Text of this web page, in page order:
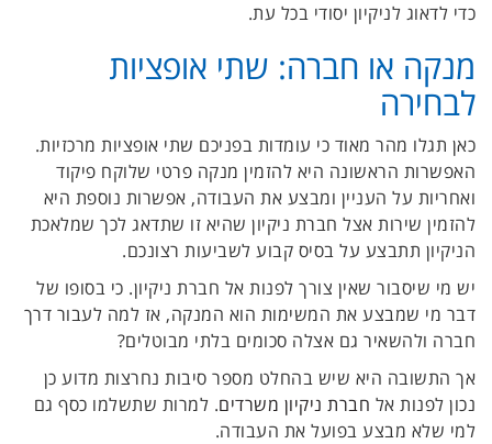
כדי לדאוג לניקיון יסודי בכל עת.
מנקה או חברה: שתי אופציות
לבחירה
כאן תגלו מהר מאוד כי עומדות בפניכם שתי אופציות מרכזיות.
האפשרות הראשונה היא להזמין מנקה פרטי שלוקח פיקוד
ואחריות על העניין ומבצע את העבודה, אפשרות נוספת היא
להזמין שירות אצל חברת ניקיון שהיא זו שתדאג לכך שמלאכת
הניקיון תתבצע על בסיס קבוע לשביעות רצונכם.
יש מי שיסבור שאין צורך לפנות אל חברת ניקיון. כי בסופו של
דבר מי שמבצע את המשימות הוא המנקה, אז למה לעבור דרך
חברה ולהשאיר גם אצלה סכומים בלתי מבוטלים?
אך התשובה היא שיש בהחלט מספר סיבות נחרצות מדוע כן
נכון לפנות אל חברת ניקיון משרדים. למרות שתשלמו כסף גם
למי שלא מבצע בפועל את העבודה.